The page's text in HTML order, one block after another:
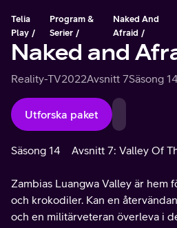
Telia
Play
Program &
Serier
Naked And
Afraid
Naked and
Reality-TV2022Avsnitt 7Säsong 14
Utforska paket
Säsong 14 Avsnitt 7: Valley Of
Zambias Luangwa Valley är hem
och krokodiler. Kan en
och en militärveteran överleva i